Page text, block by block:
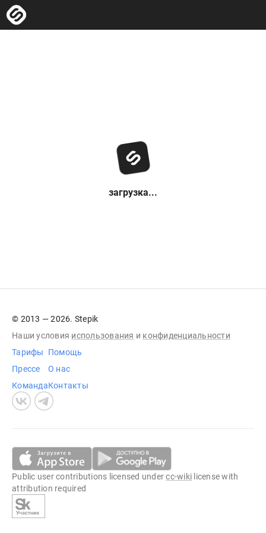
загрузка...
© 2013 — 2026. Stepik
Наши условия использования и конфиденциальности
Тарифы
Прессе
Команда
Помощь
О нас
Контакты
Public user contributions licensed undercc-wiki license with
attribution required